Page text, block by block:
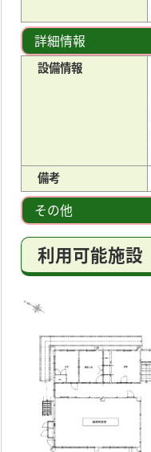
詳細情報
設備情報
備考
その他
利用可能施設